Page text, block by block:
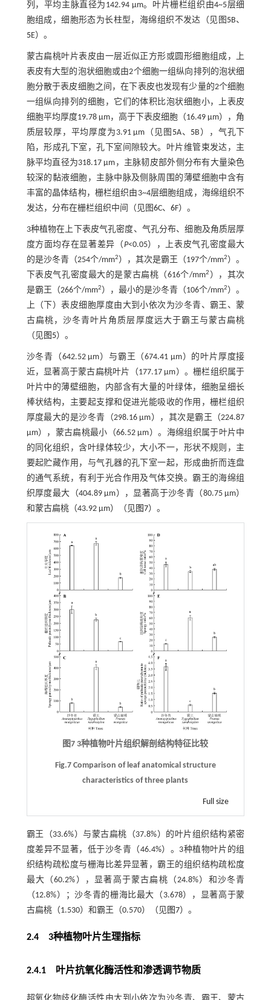
列，平均主脉直径为142.94 μm。叶片栅栏组织由4~5层细
胞组成，细胞形态为长柱型，海绵组织不发达（见图 5B、
5E）。
蒙古扁桃叶片表皮由一层近似正方形或圆形细胞组成，上
表皮有大型的泡状细胞或由2个细胞一组纵向排列的泡状细
胞分散于表皮细胞之间，在下表皮也发现有少量的2个细胞
一组纵向排列的细胞，它们的体积比泡状细胞小，上表皮
细胞平均厚度19.78 μm，高于下表皮细胞（16.49 μm），角
质层较厚，平均厚度为3.91 μm（见图 5A、 5B），气孔下
陷，形成孔下室，孔下室间隙较大。叶片维管束发达，主
脉平均直径为318.17 μm，主脉韧皮部外侧分布有大量染色
较深的黏液细胞，主脉中脉及侧脉周围的薄壁细胞中含有
丰富的晶体结构，栅栏组织由3~4层细胞组成，海绵组织不
发达，分布在栅栏组织中间（见图6C、 6F）。
3种植物在上下表皮气孔密度、气孔分布、细胞及角质层厚
度方面均存在显著差异（P<0.05），上表皮气孔密度最大
的是沙冬青（254个/mm2），其次是霸王（197个/mm2）。
下表皮气孔密度最大的是蒙古扁桃（616个/mm2 ），其次
是霸王（266个/mm2），最小的是沙冬青（106个/mm2）。
上（下）表皮细胞厚度由大到小依次为沙冬青、霸王、蒙
古扁桃，沙冬青叶片角质层厚度远大于霸王与蒙古扁桃
（见图5）。
沙冬青（642.52 μm）与霸王（674.41 μm）的叶片厚度接
近，显著高于蒙古扁桃叶片（177.17 μm）。栅栏组织属于
叶片中的薄壁细胞，内部含有大量的叶绿体，细胞呈细长
棒状结构，主要起支撑和促进光能吸收的作用，栅栏组织
厚度最大的是沙冬青（298.16 μm），其次是霸王（224.87
μm），蒙古扁桃最小（66.52 μm）。海绵组织属于叶片中
的同化组织，含叶绿体较少，大小不一，形状不规则，主
要起贮藏作用，与气孔器的孔下室一起，形成曲折而连盘
的通气系统，有利于光合作用及气体交换。霸王的海绵组
织厚度最大（404.89 μm），显著高于沙冬青（80.75 μm）
和蒙古扁桃（43.92 μm）（见图7）。
图7 3种植物叶片组织解剖结构特征比较
Fig.7 Comparison of leaf anatomical structure
characteristics of three plants
Full size
霸王（33.6%）与蒙古扁桃（37.8%）的叶片组织结构紧密
度差异不显著，低于沙冬青（46.4%）。3种植物叶片的组
织结构疏松度与栅海比差异显著，霸王的组织结构疏松度
最大（60.2%），显著高于蒙古扁桃（24.8%）和沙冬青
（12.8%）；沙冬青的栅海比最大（3.678），显著高于蒙
古扁桃（1.530）和霸王（0.570）（见图7）。
2.4 3种植物叶片生理指标
2.4.1 叶片抗氧化酶活性和渗透调节物质